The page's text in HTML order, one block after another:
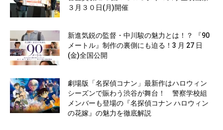
３月３０日(月)開催
新進気鋭の監督・中川駿の魅力とは！？ 『90
メートル』制作の裏側にも迫る！3 月 27 日
(金)全国公開
劇場版「名探偵コナン」最新作はハロウィン
シーズンで賑わう渋谷が舞台！ 警察学校組
メンバーも登場の『名探偵コナン ハロウィン
の花嫁』の魅力を徹底解説